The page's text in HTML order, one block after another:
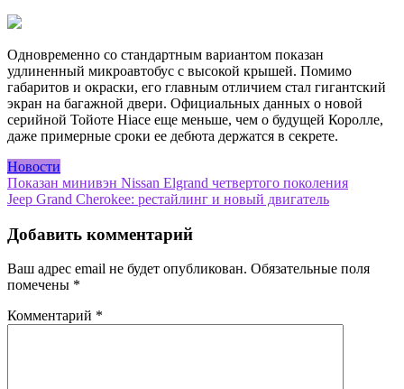
Одновременно со стандартным вариантом показан
удлиненный микроавтобус с высокой крышей. Помимо
габаритов и окраски, его главным отличием стал гигантский
экран на багажной двери. Официальных данных о новой
серийной Тойоте Hiace еще меньше, чем о будущей Королле,
даже примерные сроки ее дебюта держатся в секрете.
Новости
Навигация
по
записям
Показан минивэн Nissan Elgrand четвертого поколения
Jeep Grand Cherokee: рестайлинг и новый двигатель
Добавить комментарий
Ваш адрес email не будет опубликован. Обязательные поля
помечены *
Комментарий *